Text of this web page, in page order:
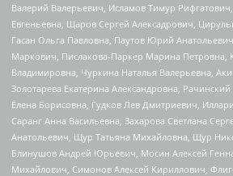
Валерий Валерьевич, Исламов Тимур
Евгеньевна, Щаров Сергей Алексадрович,
Гасан Ольга Павловна, Паутов Юрий
Маркович, Пислакова-Паркер Марина Петровна,
Владимировна, Чуркина Наталья Валерьевна,
Золотарева Екатерина Александровна,
Елена Борисовна, Гудков Лев Дмитриевич,
Саранг Анна Васильевна, Захарова Светлана
Анатольевич, Щур Татьяна Михайловна, Щур
Блинушов Андрей Юрьевич, Мосин Алексей
Михайлович, Симонов Алексей Кириллович,